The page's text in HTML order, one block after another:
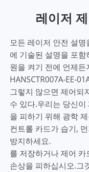
레이저
모든 레이저 안전 설
에 기술된 설명을 포
원을 켜기 전에 언제든
HANSCTR007A-EE-
그렇지 않으면 제어되
수 있다.우리는 당신
을 피하기 위해 광학
컨트롤 카드가 습기,
방지하세요.
를 저장하거나 제어
손상을 피하십시오.그